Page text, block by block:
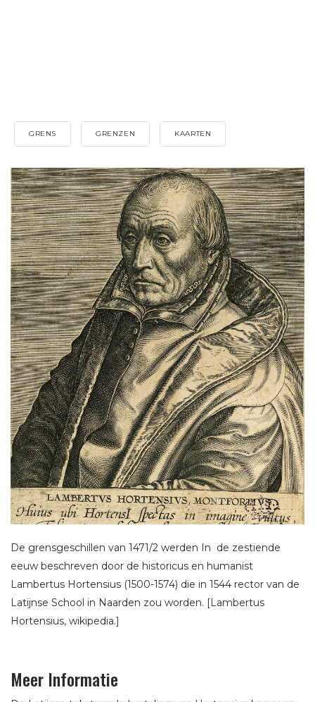
GRENS GRENZEN KAARTEN
De grensgeschillen van 1471/2 werden In de zestiende
eeuw beschreven door de historicus en humanist
Lambertus Hortensius (1500-1574) die in 1544 rector van de
Latijnse School in Naarden zou worden. [Lambertus
Hortensius, wikipedia.]
Meer Informatie